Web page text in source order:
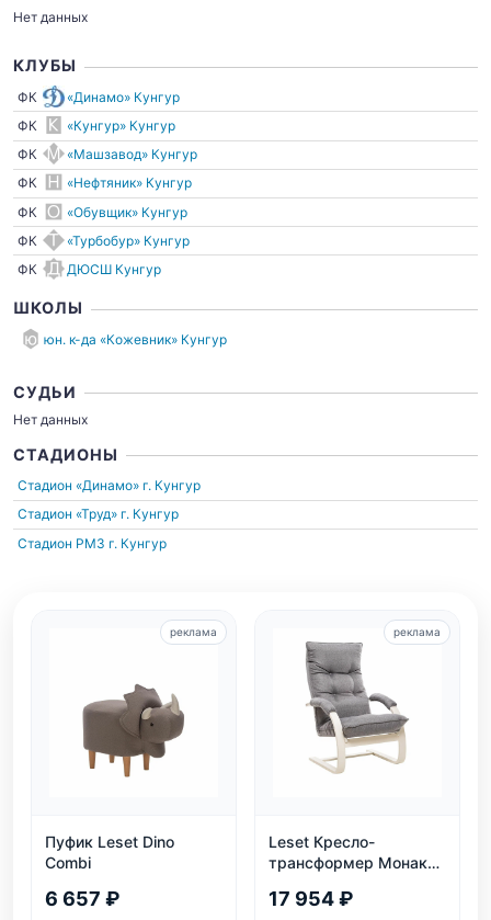
Нет данных
КЛУБЫ
ФК
«Динамо» Кунгур
ФК
«Кунгур» Кунгур
ФК
«Машзавод» Кунгур
ФК
«Нефтяник» Кунгур
ФК
«Обувщик» Кунгур
ФК
«Турбобур» Кунгур
ФК
ДЮСШ Кунгур
ШКОЛЫ
юн. к-да «Кожевник» Кунгур
СУДЬИ
Нет данных
СТАДИОНЫ
Стадион «Динамо» г. Кунгур
Стадион «Труд» г. Кунгур
Стадион РМЗ г. Кунгур
Пуфик Leset Dino
Combi
6 657 ₽
реклама
Leset Кресло-
трансформер Монако,
17 954 ₽
реклама